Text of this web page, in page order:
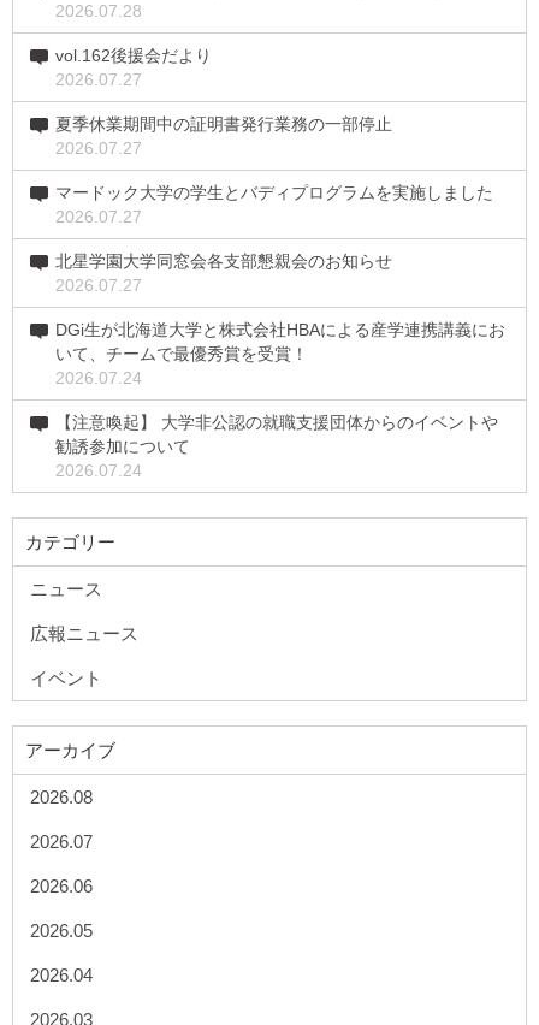
2026.07.28
vol.162後援会だより
2026.07.27
夏季休業期間中の証明書発行業務の一部停止
2026.07.27
マードック大学の学生とバディプログラムを実施しました
2026.07.27
北星学園大学同窓会各支部懇親会のお知らせ
2026.07.27
DGi生が北海道大学と株式会社HBAによる産学連携講義にお
いて、チームで最優秀賞を受賞！
2026.07.24
【注意喚起】 大学非公認の就職支援団体からのイベントや
勧誘参加について
2026.07.24
カテゴリー
ニュース
広報ニュース
イベント
アーカイブ
2026.08
2026.07
2026.06
2026.05
2026.04
2026.03